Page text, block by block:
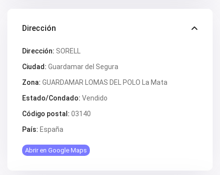
Dirección
Dirección: SORELL
Ciudad: Guardamar del Segura
Zona: GUARDAMAR LOMAS DEL POLO La Mata
Estado/Condado: Vendido
Código postal: 03140
País: España
Abrir en Google Maps